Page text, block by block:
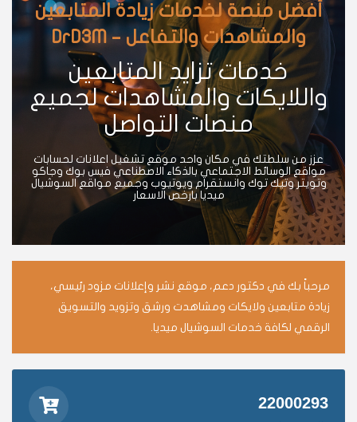
أفضل منصة لخدمات زيادة المتابعين
والمشاهدات والتفاعل – DrD3M
خدمات تزايد المتابعين
واللايكات والمشاهدات لجميع
منصات التواصل
عزز من سلطتك في مكان واحد موقع تشغيل اعلانات لحسابات
مواقع الوسائط الاجتماعي بالذكاء الاصطناعي فيس بوك وجاكو
وتويتر وتيك توك وانستقرام ويوتيوب وجميع مواقع السوشيال
ميديا بارخص الاسعار
مرحباً بك في دكتور دعم، موقع نشر وإعلانات مزود رئيسي،
زيادة متابعين ولايكات ومشاهدت ورشق وتزويد والتسويق
الرقمي لكافة خدمات السوشيال ميديا.
22000293